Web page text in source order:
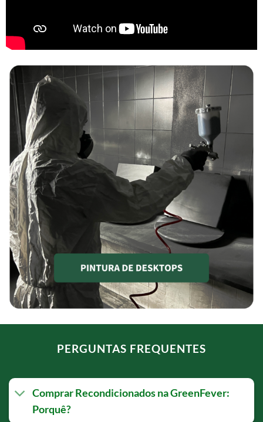
PERGUNTAS FREQUENTES
Comprar Recondicionados na GreenFever:
Porquê?